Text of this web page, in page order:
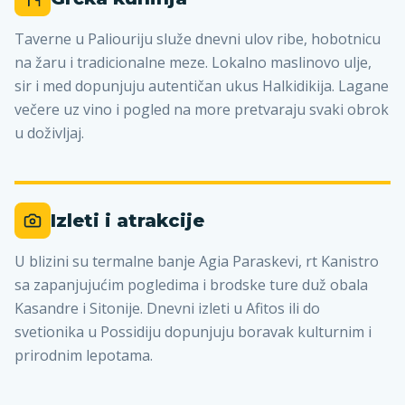
Taverne u Paliouriju služe dnevni ulov ribe, hobotnicu
na žaru i tradicionalne meze. Lokalno maslinovo ulje,
sir i med dopunjuju autentičan ukus Halkidikija. Lagane
večere uz vino i pogled na more pretvaraju svaki obrok
u doživljaj.
Izleti i atrakcije
U blizini su termalne banje Agia Paraskevi, rt Kanistro
sa zapanjujućim pogledima i brodske ture duž obala
Kasandre i Sitonije. Dnevni izleti u Afitos ili do
svetionika u Possidiju dopunjuju boravak kulturnim i
prirodnim lepotama.